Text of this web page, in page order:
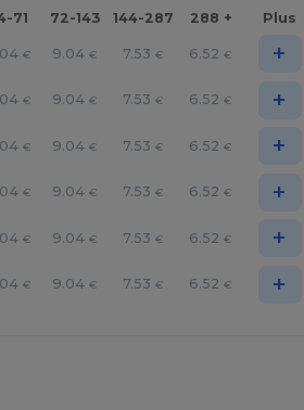
71 72-143 144-287 288 + Plus
€ 9.04 € 7.53 € 6.52 € +
€ 9.04 € 7.53 € 6.52 € +
€ 9.04 € 7.53 € 6.52 € +
€ 9.04 € 7.53 € 6.52 € +
€ 9.04 € 7.53 € 6.52 € +
€ 9.04 € 7.53 € 6.52 € +